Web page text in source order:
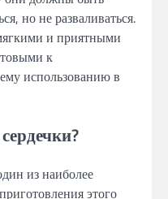
но не разваливаться.
и приятными
к
использованию в
из наиболее
этого